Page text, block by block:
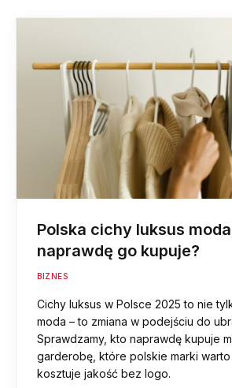
Polska cichy luksus
naprawdę go kupuje?
BIZNES
Cichy luksus w Polsce 2025 to nie
moda – to zmiana w podejściu do
Sprawdzamy, kto naprawdę kupuje
garderobę, które polskie marki
kosztuje jakość bez logo.